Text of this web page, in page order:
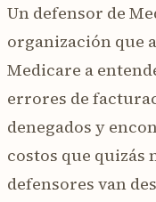
Un defensor de
organización que
Medicare a
errores de
denegados y
costos que quizás
defensores van